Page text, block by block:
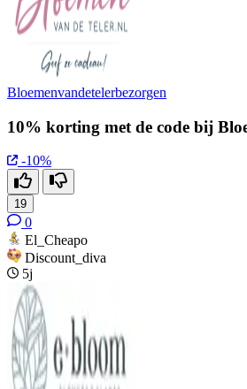
Bloemenvandetelerbezorgen
10% korting met de code bij
-10%
19
0
El_Cheapo
Discount_diva
5j